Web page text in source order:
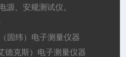
源、安规测试仪。
固纬）电子测量仪器
德克斯）电子测量仪器